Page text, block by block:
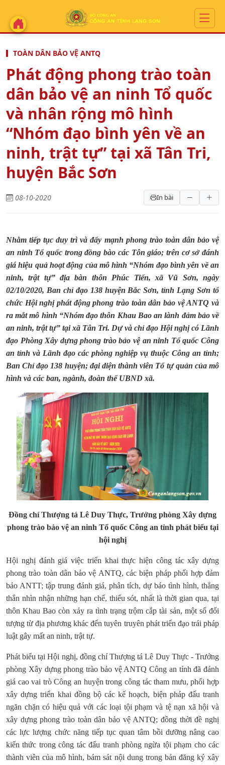
TOÀN DÂN BẢO VỆ ANTQ
Phát động phong trào toàn
dân bảo vệ an ninh Tổ quốc
và nhân rộng mô hình
“Nhóm đạo bình yên về an
ninh, trật tự” tại xã Tân Tri,
huyện Bắc Sơn
08-10-2020 In bài
Nhằm tiếp tục duy trì và đẩy mạnh phong trào toàn dân bảo vệ
an ninh Tổ quốc trong đồng bào các Tôn giáo; trên cơ sở đánh
giá hiệu quả hoạt động của mô hình “Nhóm đạo bình yên về an
ninh, trật tự” địa bàn thôn Phúc Tiến, xã Vũ Sơn, ngày
02/10/2020, Ban chỉ đạo 138 huyện Bắc Sơn, tỉnh Lạng Sơn tổ
chức Hội nghị phát động phong trào toàn dân bảo vệ ANTQ và
ra mắt mô hình “Nhóm đạo thôn Khau Bao an lành đảm bảo về
an ninh, trật tự” tại xã Tân Tri. Dự và chỉ đạo Hội nghị có Lãnh
đạo Phòng Xây dựng phong trào bảo vệ an ninh Tổ quốc Công
an tỉnh và Lãnh đạo các phòng nghiệp vụ thuộc Công an tỉnh;
Ban Chỉ đạo 138 huyện; đại diện thành viên Tổ tự quản của mô
hình và các ban, ngành, đoàn thể UBND xã.
Đồng chí Thượng tá Lê Duy Thực, Trưởng phòng Xây dựng
phong trào bảo vệ an ninh Tổ quốc Công an tỉnh phát biểu tại
hội nghị
Hội nghị đánh giá việc triển khai thực hiện công tác xây dựng
phong trào toàn dân bảo vệ ANTQ, các biện pháp phối hợp đảm
bảo ANTT; tập trung đánh giá, phân tích, dự báo tình hình, thẳng
thắn nhìn nhận những hạn chế, thiếu sót, nhất là thời gian qua, tại
thôn Khau Bao còn xảy ra tình trạng trộm cắp tài sản, một số đối
tượng từ địa phương khác đến tuyên truyên phát triển đạo trái pháp
luật gây mất an ninh, trật tự.
Phát biểu tại Hội nghị, đồng chí Thượng tá Lê Duy Thực - Trưởng
phòng Xây dựng phong trào bảo vệ ANTQ Công an tỉnh đã đánh
giá cao vai trò Công an huyện trong công tác tham mưu, phối hợp
xây dựng triển khai đồng bộ các kế hoạch, biện pháp đấu tranh
ngăn chặn có hiệu quả với các loại tội phạm và tệ nạn xã hội và
xây dựng phong trào toàn dân bảo vệ ANTQ; đồng thời đề nghị
các lực lượng chức năng tiếp tục quan tâm bồi dưỡng nâng cao
kiến thức trong công tác đấu tranh phòng ngừa tội phạm cho các
thành viên của mô hình, bám sát nội dung trong bản đăng ký xây